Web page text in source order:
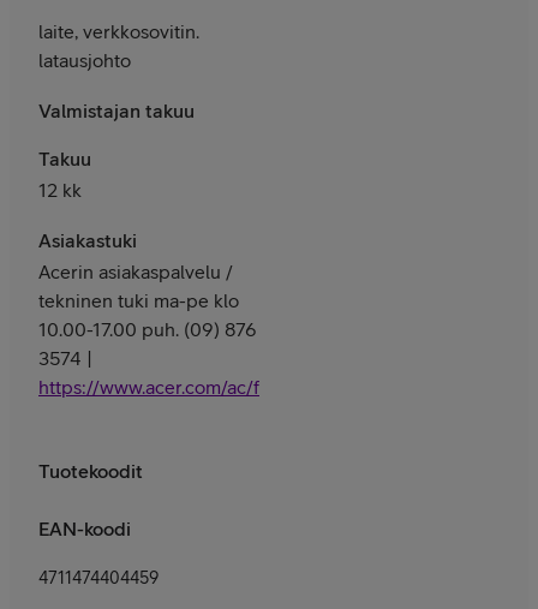
laite, verkkosovitin.
latausjohto
Valmistajan takuu
Takuu
12 kk
Asiakastuki
Acerin asiakaspalvelu /
tekninen tuki ma-pe klo
10.00-17.00 puh. (09) 876
3574 |
https://www.acer.com/ac/fi/FI/content/support
Tuotekoodit
EAN-koodi
4711474404459